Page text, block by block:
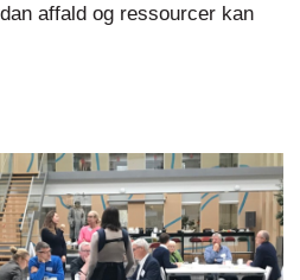
affald og ressourcer kan